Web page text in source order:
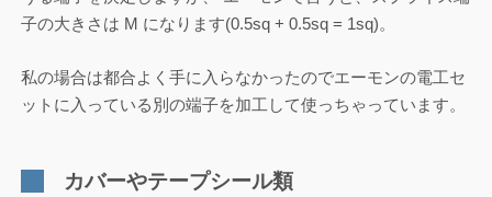
子の大きさは M になります(0.5sq + 0.5sq = 1sq)。
私の場合は都合よく手に入らなかったのでエーモンの電工セ
ットに入っている別の端子を加工して使っちゃっています。
カバーやテープシール類